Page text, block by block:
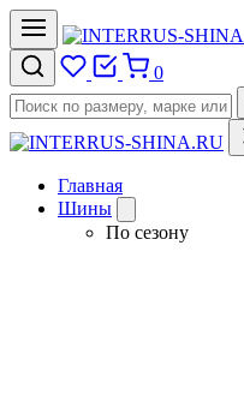
0
Главная
Шины
По сезону